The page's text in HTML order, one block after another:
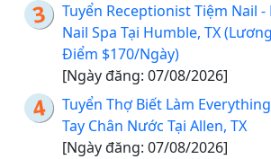
Tuyển Receptionist Tiệm Nail -
Nail Spa Tại Humble, TX
Điểm $170/Ngày)
[Ngày đăng: 07/08/2026]
Tuyển Thợ Biết Làm
Tay Chân Nước Tại Allen, TX
[Ngày đăng: 07/08/2026]